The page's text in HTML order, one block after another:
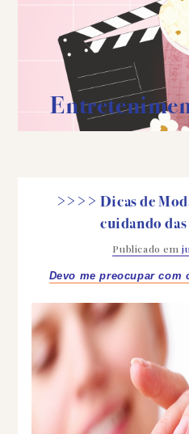
>>>> Dicas de
cuidando das
Publicado em
Devo me preocupar com